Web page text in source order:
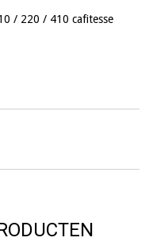
/ 220 / 410 cafitesse